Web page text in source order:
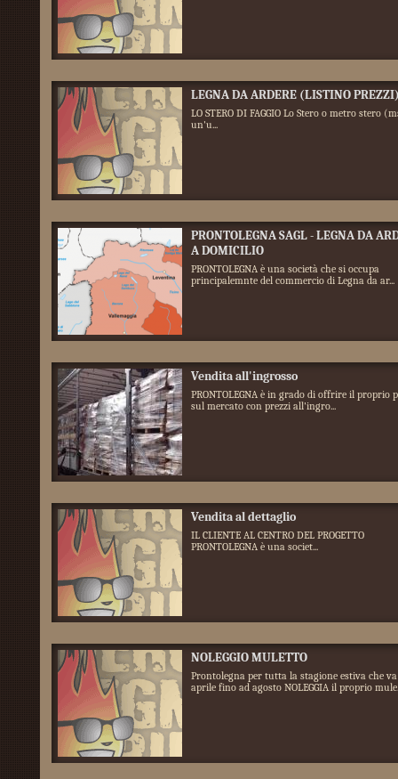
LEGNA DA ARDERE (LISTINO
LO STERO DI FAGGIO Lo Stero o metro stero
un'u...
PRONTOLEGNA SAGL - LEGNA DA
A DOMICILIO
PRONTOLEGNA è una società che si occupa
principalemnte del commercio di Legna da ar...
Vendita all'ingrosso
PRONTOLEGNA è in grado di offrire il proprio
sul mercato con prezzi all'ingro...
Vendita al dettaglio
IL CLIENTE AL CENTRO DEL PROGETTO
PRONTOLEGNA è una societ...
NOLEGGIO MULETTO
Prontolegna per tutta la stagione estiva che
aprile fino ad agosto NOLEGGIA il proprio